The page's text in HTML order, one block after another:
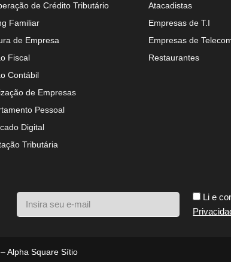
de Crédito Tributário
Familiar
de Empresa
Fiscal
Contábil
de Empresas
Pessoal
Digital
Tributária
Atacadistas
Empresas de T.I
Empresas de
Restaurantes
Li e
Alpha Square Sítio